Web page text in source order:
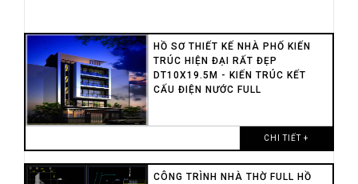
HỒ SƠ THIẾT KẾ NHÀ PHỐ KIẾN
TRÚC HIỆN ĐẠI RẤT ĐẸP
DT10X19.5M - KIẾN TRÚC KẾT
CẤU ĐIỆN NƯỚC FULL
CHI TIẾT +
CÔNG TRÌNH NHÀ THỜ FULL HỒ